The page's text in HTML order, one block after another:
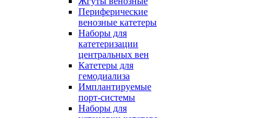
Периферические
венозные катетеры
Наборы для
катетеризации
центральных вен
Катетеры для
гемодиализа
Имплантируемые
порт‑системы
Наборы для